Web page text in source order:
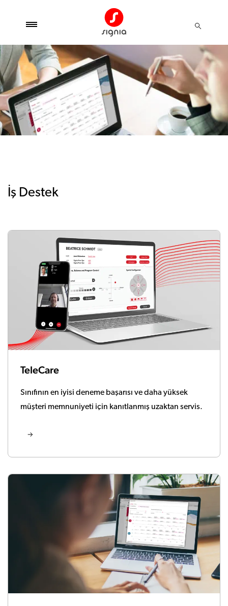
İş Destek
TeleCare
Sınıfının en iyisi deneme başarısı ve daha yüksek
müşteri memnuniyeti için kanıtlanmış uzaktan servis.